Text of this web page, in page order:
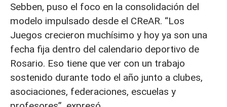
Sebben, puso el foco en la consolidación del
modelo impulsado desde el CReAR. “Los
Juegos crecieron muchísimo y hoy ya son una
fecha fija dentro del calendario deportivo de
Rosario. Eso tiene que ver con un trabajo
sostenido durante todo el año junto a clubes,
asociaciones, federaciones, escuelas y